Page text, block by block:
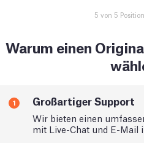
5 von 5
Warum einen
1 Großartiger Support
Wir bieten einen
mit Live-Chat und E-Mail